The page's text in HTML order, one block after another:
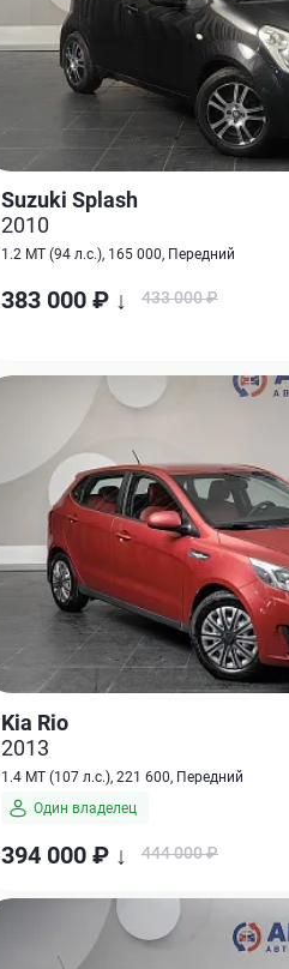
Suzuki Splash
2010
1.2 MT (94 л.с.), 165 000, Передний
383 000 ₽ ↓ 433 000 ₽
Kia Rio
2013
1.4 MT (107 л.с.), 221 600, Передний
Один владелец
394 000 ₽ ↓ 444 000 ₽